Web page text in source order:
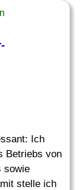
-
Ich
Betriebs von
sowie
stelle ich